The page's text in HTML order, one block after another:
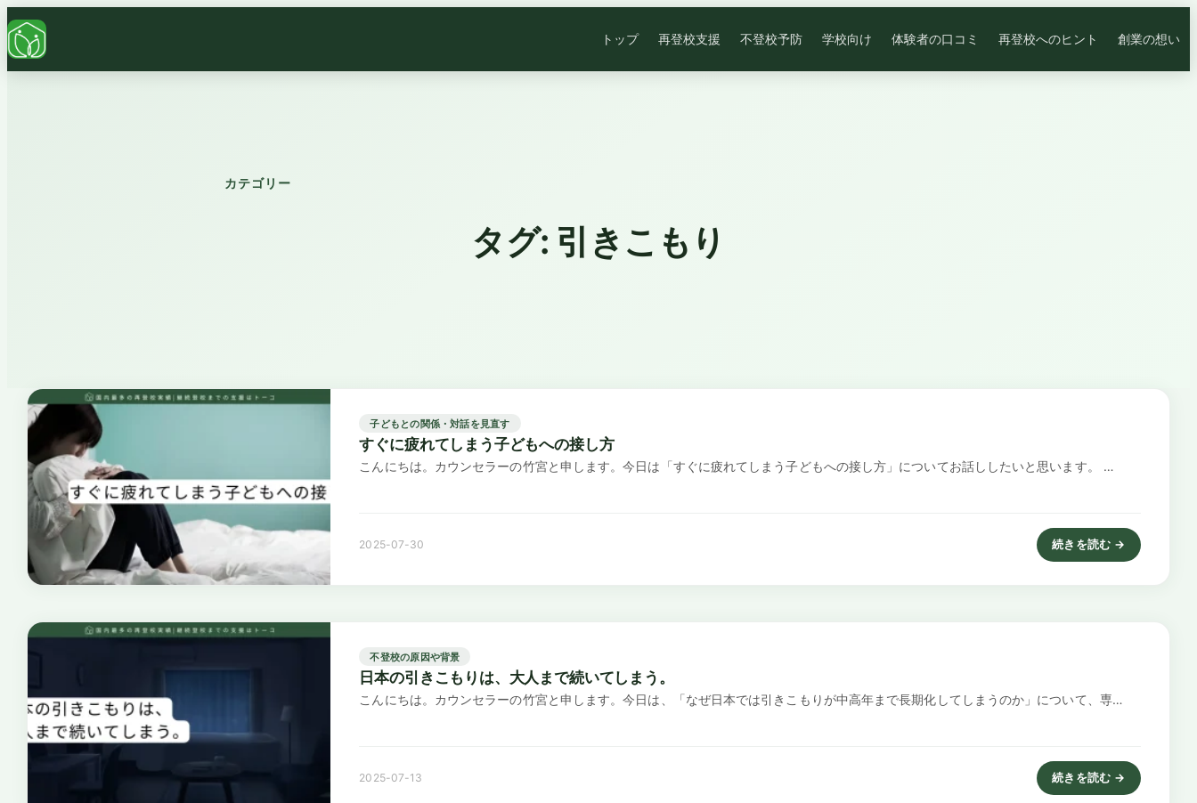
トップ 再登校支援 不登校予防 学校向け 体験者の口コミ 再登校へのヒント 創業の想い
カテゴリー
タグ: 引きこもり
子どもとの関係・対話を見直す
すぐに疲れてしまう子どもへの接し方
こんにちは。カウンセラーの竹宮と申します。今日は「すぐに疲れてしまう子どもへの接し方」についてお話ししたいと思います。 …
2025-07-30 続きを読む →
: すぐに疲れてしまう子ど
不登校の原因や背景
日本の引きこもりは、大人まで続いてしまう。
こんにちは。カウンセラーの竹宮と申します。今日は、「なぜ日本では引きこもりが中高年まで長期化してしまうのか」について、専…
2025-07-13 続きを読む →
: 日本の引きこもりは、大